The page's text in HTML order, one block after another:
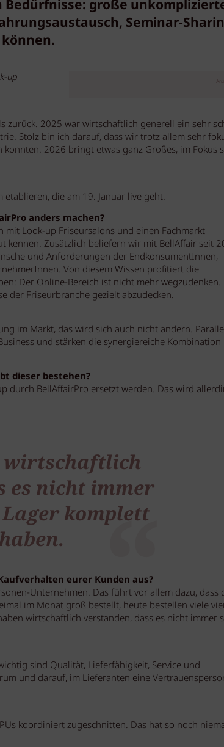
Bedürfnisse: große
Seminar-
up
zurück. 2025 war wirtschaftlich generell ein sehr
Stolz bin ich darauf, dass wir trotz allem sehr
2026 bringt etwas ganz Großes, im Fokus
die am 19. Januar live geht.
anders machen?
Look-up Friseursalons und einen Fachmarkt
kennen. Zusätzlich beliefern wir mit BellAffair seit
und Anforderungen der EndkonsumentInnen,
Von diesem Wissen profitiert die
Der Online-Bereich ist nicht mehr
der Friseurbranche gezielt abzudecken.
im Markt, das wird sich auch nicht ändern.
und stärken die synergiereiche
dieser bestehen?
durch BellAffairPro ersetzt werden. Das wird
wirtschaftlich
es nicht immer
komplett
eurer Kunden aus?
Unternehmen. Das führt vor allem dazu, dass
im Monat groß bestellt, heute bestellen viele
wirtschaftlich verstanden, dass es nicht immer
sind Qualität, Lieferfähigkeit, Service und
und darauf, im Lieferanten eine
koordiniert zugeschnitten. Das hat so noch